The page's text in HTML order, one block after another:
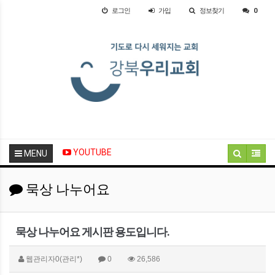
로그인 가입 정보찾기 0
MENU YOUTUBE
묵상 나누어요
묵상 나누어요 게시판 용도입니다.
웹관리자0(관리*) 0 26,586